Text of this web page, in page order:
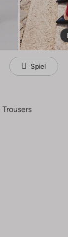
Spiel